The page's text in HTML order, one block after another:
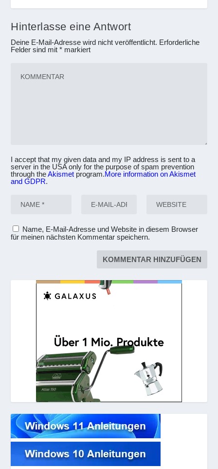
Hinterlasse eine Antwort
Deine E-Mail-Adresse wird nicht veröffentlicht. Erforderliche
Felder sind mit* markiert
I accept that my given data and my IP address is sent to a
server in the USA only for the purpose of spam prevention
through theAkismet program.More information on Akismet
and GDPR.
Name, E-Mail-Adresse und Website in diesem Browser
für meinen nächsten Kommentar speichern.